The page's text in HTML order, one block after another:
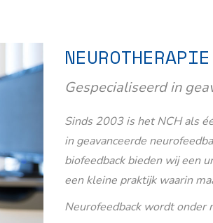
Gespecialiseerd in
Sinds 2003 is het NCH als
in geavanceerde
biofeedback bieden wij een
een kleine praktijk waarin
Neurofeedback wordt onder